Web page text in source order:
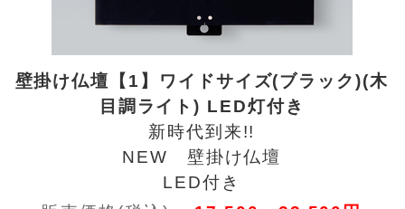
壁掛け仏壇【1】ワイドサイズ(ブラック)(木
目調ライト) LED灯付き
新時代到来!!
NEW 壁掛け仏壇
LED付き